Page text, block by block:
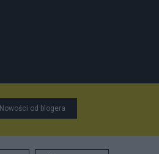
Nowości od blogera